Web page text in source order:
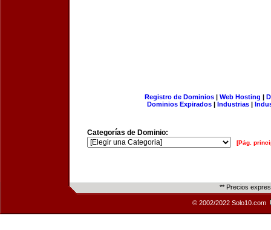
Registro de Dominios| Web Hosting |
Dominios Expirados | Industrias |
Categorías de Dominio:
[Pág.
** Precios
© 2002/2022 Solo10.com